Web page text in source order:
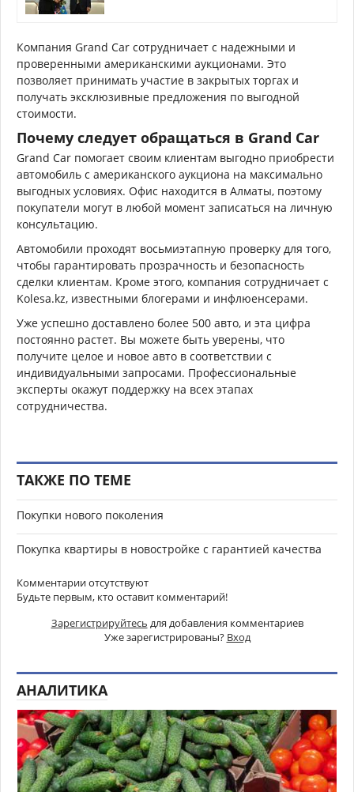
Компания Grand Car сотрудничает с надежными и
проверенными американскими аукционами. Это
позволяет принимать участие в закрытых торгах и
получать эксклюзивные предложения по выгодной
стоимости.
Почему следует обращаться в Grand Car
Grand Car помогает своим клиентам выгодно приобрести
автомобиль с американского аукциона на максимально
выгодных условиях. Офис находится в Алматы, поэтому
покупатели могут в любой момент записаться на личную
консультацию.
Автомобили проходят восьмиэтапную проверку для того,
чтобы гарантировать прозрачность и безопасность
сделки клиентам. Кроме этого, компания сотрудничает с
Kolesa.kz, известными блогерами и инфлюенсерами.
Уже успешно доставлено более 500 авто, и эта цифра
постоянно растет. Вы можете быть уверены, что
получите целое и новое авто в соответствии с
индивидуальными запросами. Профессиональные
эксперты окажут поддержку на всех этапах
сотрудничества.
ТАКЖЕ ПО ТЕМЕ
Покупки нового поколения
Покупка квартиры в новостройке с гарантией качества
Комментарии отсутствуют
Будьте первым, кто оставит комментарий!
Зарегистрируйтесь для добавления комментариев
Уже зарегистрированы? Вход
АНАЛИТИКА